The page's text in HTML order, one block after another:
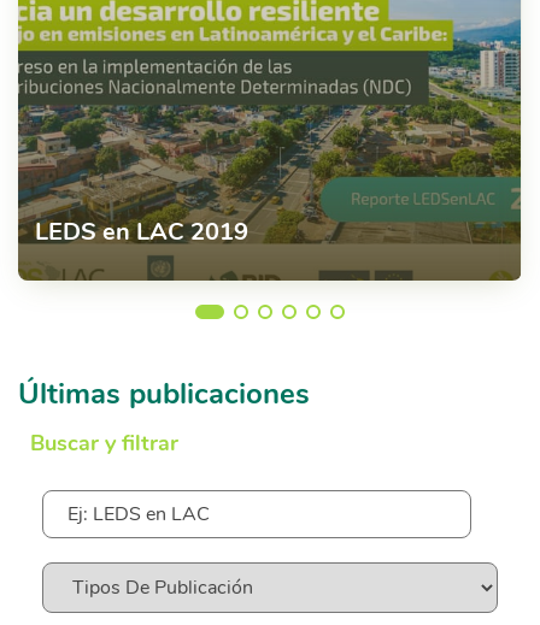
LEDS en LAC 2019
NDC
5727
Últimas publicaciones
Buscar y filtrar